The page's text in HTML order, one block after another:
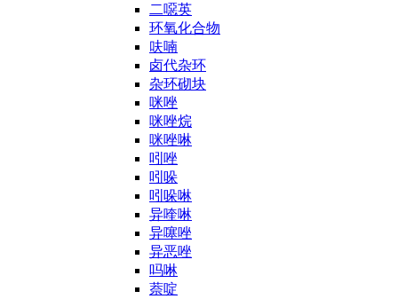
二噁英
环氧化合物
呋喃
卤代杂环
杂环砌块
咪唑
咪唑烷
咪唑啉
吲唑
吲哚
吲哚啉
异喹啉
异噻唑
异恶唑
吗啉
萘啶